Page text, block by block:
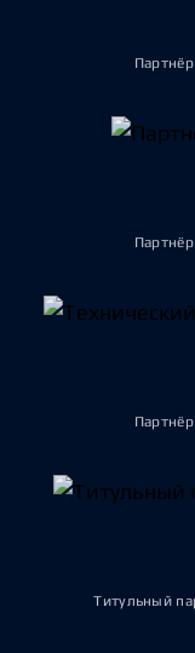
Партнёр
Партнёр
Партнёр
Титульный